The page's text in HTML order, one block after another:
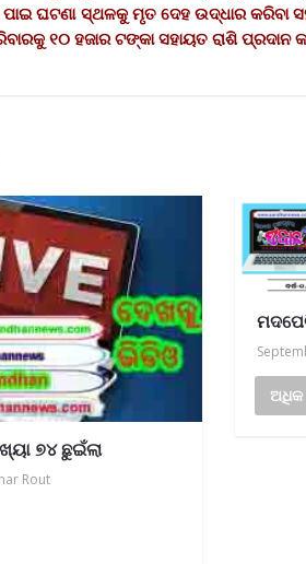
ପାଇ ଘଟଣା ସ୍ଥଳକୁ ମୃତ ଦେହ ଉଦ୍ଧାର
୧୦ ହଜାର ଟଙ୍କା ସହାୟତ ରାଶି ପ୍ରଦାନ
୭୪ ଛୁଇଁଲା
Rout
ଅଧିକ